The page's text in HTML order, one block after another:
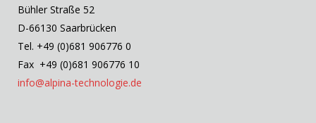
Bühler Straße 52
D-66130 Saarbrücken
Tel. +49 (0)681 906776 0
Fax +49 (0)681 906776 10
info@alpina-technologie.de